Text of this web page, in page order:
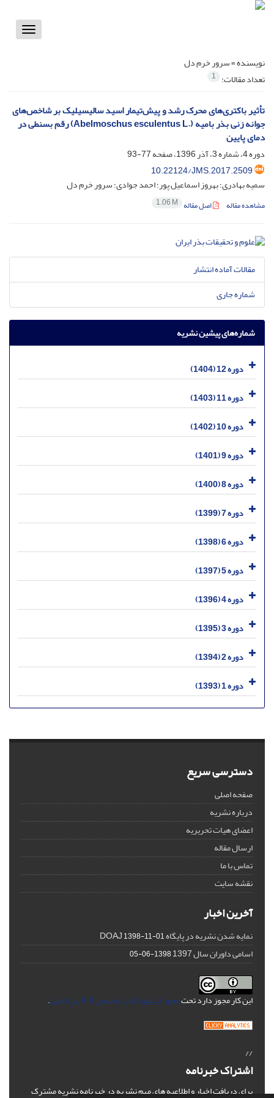
Toggle
نویسنده =سرور خرم دل
تعداد مقالات: 1
تأثیر باکتری‌های محرک رشد و پیش‌تیمار اسید سالیسیلیک بر شاخص‌های
جوانه زنی بذر بامیه (.Abelmoschus esculentus L) رقم بسنطی در
دمای پایین
دوره 4، شماره 3، آذر 1396، صفحه
77-93
10.22124/JMS.2017.2509
سمیه بهادری؛ بهروز اسماعیل پور؛ احمد جوادی؛ سرور خرم دل
مشاهده مقاله اصل مقاله 1.06 M
مقالات آماده انتشار
شماره جاری
شماره‌های پیشین نشریه
دوره 12 (1404)
دوره 11 (1403)
دوره 10 (1402)
دوره 9 (1401)
دوره 8 (1400)
دوره 7 (1399)
دوره 6 (1398)
دوره 5 (1397)
دوره 4 (1396)
دوره 3 (1395)
دوره 2 (1394)
دوره 1 (1393)
دسترسی سریع
صفحه اصلی
درباره نشریه
اعضای هیات تحریریه
ارسال مقاله
تماس با ما
نقشه سایت
آخرین اخبار
نمایه شدن نشریه در پایگاه DOAJ1398-11-01
اسامی داوران سال 1397 1398-06-05
این کار مجوز دارد تحتمجوز کریتیو کامنز تخصیص 4.0 بین‌المللی .
//
اشتراک خبرنامه
برای دریافت اخبار و اطلاعیه های مهم نشریه در خبرنامه نشریه مشترک